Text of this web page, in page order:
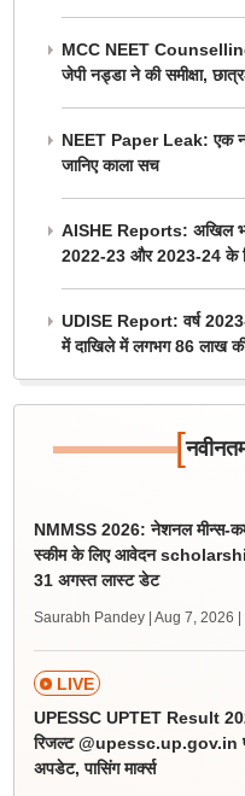
MCC NEET
जेपी नड्डा ने की समीक्षा,
NEET Paper Leak: एक
जानिए काला सच
AISHE Reports: अखिल
2022-23 और 2023-24 के
UDISE Report: वर्ष
में दाखिले में लगभग 86 लाख
[
NMMSS 2026: नेशनल मीन्स-
स्कीम के लिए आवेदन
31 अगस्त लास्ट डेट
Saurabh Pandey | Aug 7, 2026
LIVE
UPESSC UPTET Result
रिजल्ट @upessc.up.gov.in
अपडेट, पासिंग मार्क्स